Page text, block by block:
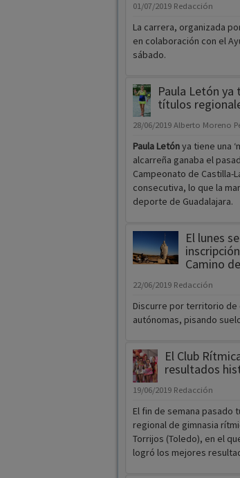
01/07/2019 Redacción
La carrera, organizada
en colaboración con el
sábado.
Paula Letón ya
títulos
28/06/2019 Alberto Moreno
Paula Letónya tiene una
alcarreña ganaba el
Campeonato de Castilla-
consecutiva, lo que la
deporte de Guadalajara.
El lunes
Camino
22/06/2019 Redacción
Discurre por territorio de
autónomas, pisando
El Club
resultados
19/06/2019 Redacción
El fin de semana pasado
regional de gimnasia
Torrijos (Toledo), en el
logró los mejores